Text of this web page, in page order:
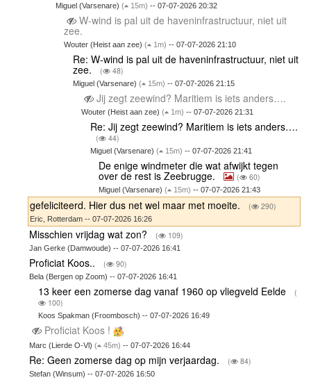
Miguel (Varsenare) ( 15m) -- 07-07-2026 20:32
W-wind is pal uit de haveninfrastructuur, niet uit
zee.
Wouter (Heist aan zee)( 1m) -- 07-07-2026 21:10
Re: W-wind is pal uit de haveninfrastructuur, niet uit
zee. ( 48)
Miguel (Varsenare) ( 15m) -- 07-07-2026 21:15
Jij zegt zeewind? Maritiem is iets anders….
Wouter (Heist aan zee)( 1m) -- 07-07-2026 21:31
Re: Jij zegt zeewind? Maritiem is iets anders….
( 44)
Miguel (Varsenare) ( 15m) -- 07-07-2026 21:41
De enige windmeter die wat afwijkt tegen
over de rest is Zeebrugge. ( 60)
Miguel (Varsenare)( 15m) -- 07-07-2026 21:43
gefeliciteerd. Hier dus net wel maar met moeite. ( 290)
Eric, Rotterdam -- 07-07-2026 16:26
Misschien vrijdag wat zon? ( 109)
Jan Gerke (Damwoude) -- 07-07-2026 16:41
Proficiat Koos.. ( 90)
Bela (Bergen op Zoom) -- 07-07-2026 16:41
13 keer een zomerse dag vanaf 1960 op vliegveld Eelde
(
100)
Koos Spakman (Froombosch) -- 07-07-2026 16:49
Proficiat Koos !
Marc (Lierde O-Vl)( 45m) -- 07-07-2026 16:44
Re: Geen zomerse dag op mijn verjaardag. ( 84)
Stefan (Winsum) -- 07-07-2026 16:50